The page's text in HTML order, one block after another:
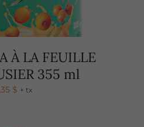
À LA FEUILLE
355 ml
$ + tx